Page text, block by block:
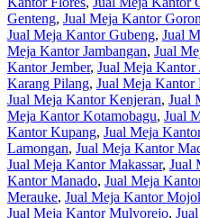
Genteng, Jual Meja Kantor
Jual Meja Kantor Gubeng, Jual
Meja Kantor Jambangan, Jual
Kantor Jember, Jual Meja Kantor
Karang Pilang, Jual Meja Kantor
Jual Meja Kantor Kenjeran, Jual
Meja Kantor Kotamobagu, Jual
Kantor Kupang, Jual Meja
Lamongan, Jual Meja Kantor
Jual Meja Kantor Makassar, Jual
Kantor Manado, Jual Meja
Merauke, Jual Meja Kantor
Jual Meja Kantor Mulyorejo,